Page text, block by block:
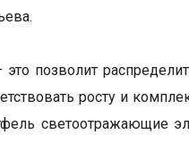
позволит
росту и
светоотражающие